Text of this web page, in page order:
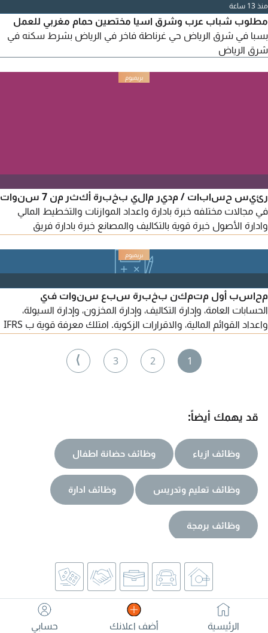
منذ 13 ساعة
مطلوب شباب عرب وشرق اسيا مختصين حمام مغربي للعمل
بسبا في شرق الرياض حي غرناطة فاخر في الرياض بشرط سكنه في
شرق الرياض
رئيس حسابات / مدير مالي بخبرة أكثر من 7 سنوات
في مجالات مختلفه خبرة بادارة واعداد الموازنات والتخطيط المالي
وادارة الأصول خبرة قوية بالتكاليف والمصانع خبرة بادارة فريق
الاداري المعتمد CMA خبرة بالمعايير الدولية ابحث عن فرصة عمل
محاسب أول متمكن بخبرة سبع سنوات في
الحسابات العامة، وإدارة التكاليف، وإدارة المخزون، وإدارة السيولة،
واعداد القوائم المالية، والاقرارات الزكوية. امتلك معرفة قوية ب IFRS
اللغة الانجليزية، ومتمكن من تطبيق أنظمة Internal Controls
1
2
3
⟩
قد يهمك أيضاً:
وظائف ازياء وظائف حضانة اطفال
وظائف تعليم وتدريس وظائف ادارة
وظائف برمجة
الرئيسية أضف اعلانك حسابي